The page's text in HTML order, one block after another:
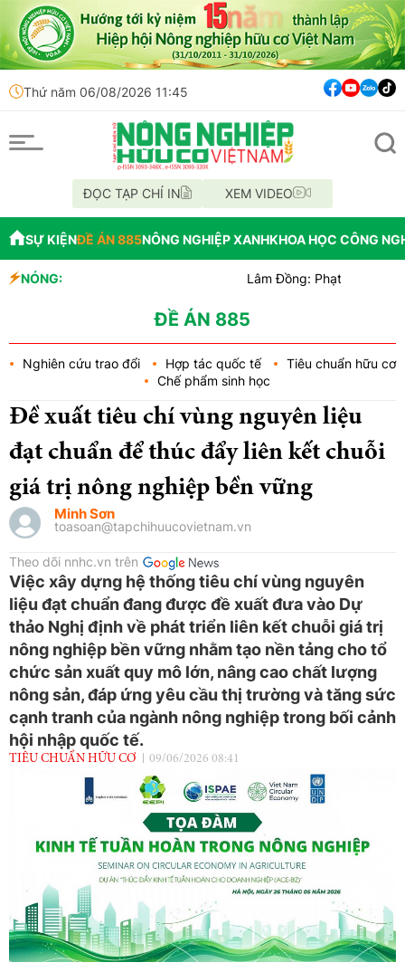
Thứ năm 06/08/2026 11:45
ĐỌC TẠP CHÍ IN XEM VIDEO
SỰ KIỆNĐỀ ÁN 885NÔNG NGHIỆP XANHKHOA HỌC CÔNG
NÓNG:
Lâm Đồng: Phạt 25 triệu đồng vì
An Giang khởi tố vụ án làm giả gạo
ĐỀ ÁN 885
Nghiên cứu trao đổi Hợp tác quốc tế
Tiêu chuẩn hữu cơ
Chế phẩm sinh học
Đề xuất tiêu chí vùng nguyên liệu
đạt chuẩn để thúc đẩy liên kết chuỗi
giá trị nông nghiệp bền vững
Minh Sơn
toasoan@tapchihuucovietnam.vn
Theo dõi nnhc.vn trên
Việc xây dựng hệ thống tiêu chí vùng nguyên
liệu đạt chuẩn đang được đề xuất đưa vào Dự
thảo Nghị định về phát triển liên kết chuỗi giá trị
nông nghiệp bền vững nhằm tạo nền tảng cho tổ
chức sản xuất quy mô lớn, nâng cao chất lượng
nông sản, đáp ứng yêu cầu thị trường và tăng sức
cạnh tranh của ngành nông nghiệp trong bối cảnh
hội nhập quốc tế.
TIÊU CHUẨN HỮU CƠ 09/06/2026 08:41